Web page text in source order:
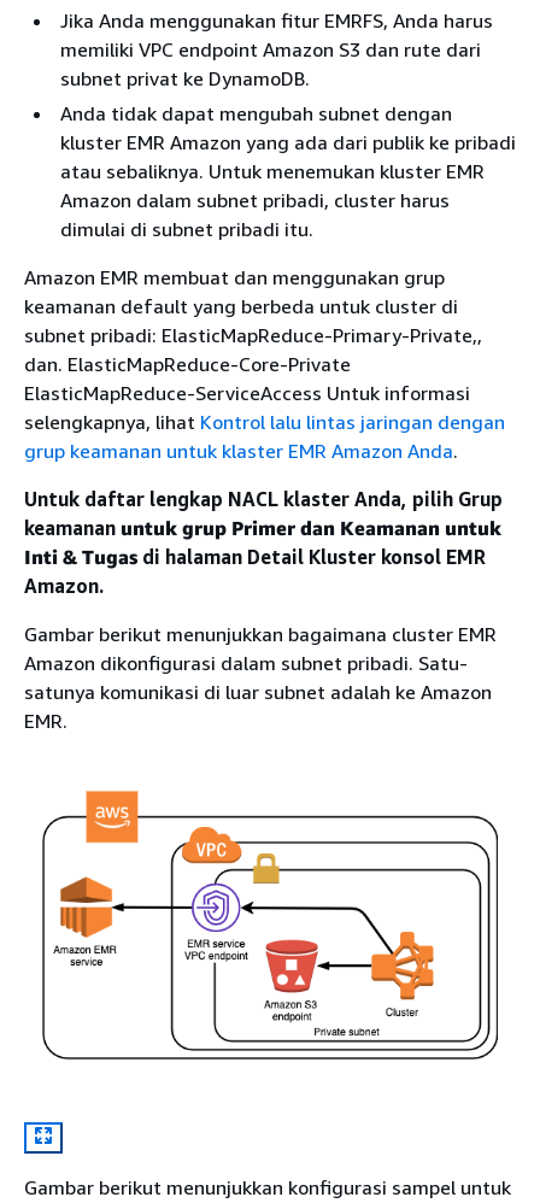
Jika Anda menggunakan fitur EMRFS, Anda harus
memiliki VPC endpoint Amazon S3 dan rute dari
subnet privat ke DynamoDB.
Anda tidak dapat mengubah subnet dengan
kluster EMR Amazon yang ada dari publik ke pribadi
atau sebaliknya. Untuk menemukan kluster EMR
Amazon dalam subnet pribadi, cluster harus
dimulai di subnet pribadi itu.
Amazon EMR membuat dan menggunakan grup
keamanan default yang berbeda untuk cluster di
subnet pribadi: ElasticMapReduce-Primary-Private,,
dan. ElasticMapReduce-Core-Private
ElasticMapReduce-ServiceAccess Untuk informasi
selengkapnya, lihat Kontrol lalu lintas jaringan dengan
grup keamanan untuk klaster EMR Amazon Anda.
Untuk daftar lengkap NACL klaster Anda, pilih Grup
keamanan untuk grup Primer dan Keamanan untuk
Inti & Tugas di halaman Detail Kluster konsol EMR
Amazon.
Gambar berikut menunjukkan bagaimana cluster EMR
Amazon dikonfigurasi dalam subnet pribadi. Satu-
satunya komunikasi di luar subnet adalah ke Amazon
EMR.
Gambar berikut menunjukkan konfigurasi sampel untuk